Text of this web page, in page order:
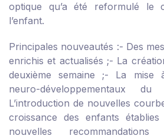
optique qu’a été reformulé le
l’enfant.
Principales nouveautés :- Des
enrichis et actualisés ;- La
deuxième semaine ;- La mise
neuro-développementaux
L’introduction de nouvelles
croissance des enfants
nouvelles